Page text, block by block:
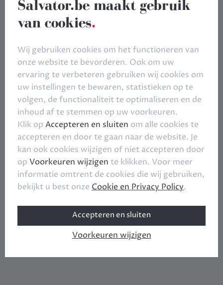
Salvator.be maakt gebruik
van cookies.
Wij gebruiken cookies om het functioneren van
onze website te bevorderen. Ook om uw
ervaring te verbeteren gebruiken wij cookies om
uw instellingen te bewaren, statistieken op te
volgen, de functionaliteit te optimaliseren en de
inhoud af te stemmen op uw voorkeuren.
Klik op Accepteren en sluiten om alle cookies te
accepteren en door te gaan naar de website. Je
kan ook cookies wijzigen of niet accepteren door
op Voorkeuren wijzigen te klikken. Voor meer
informatie omtrent de cookies die wij gebruiken,
bekijkt u best onze Cookie en Privacy Policy.
Accepteren en sluiten
Voorkeuren wijzigen